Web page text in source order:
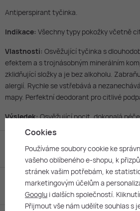
Antiperspirant tyčinka.
Indikace: Všechny typy pokožky včetně
Vlastnosti: Osvěžující tyčinka s
efektem a s trojnásobným minerálním
zklidňující složky a je bez alkoholu.
alergií. Rychle se vstřebává a
mapy. Perfektní deodorant pro citlivé
Výsledek:Osvěžující pocit, dokonalá
Hodnocení
O značce
Cookies
Používáme soubory cookie ke
vašeho oblíbeného e-shopu, k
stránek vašim potřebám, ke
marketingovým účelům a
Googlu i dalších společností.
Přijmout vše nám udělíte souhlas s